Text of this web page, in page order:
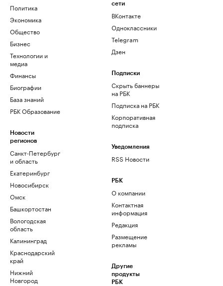
Политика
Экономика
Общество
Бизнес
Технологии и
медиа
Финансы
Биографии
База знаний
РБК Образование
Новости
регионов
Санкт-Петербург
и область
Екатеринбург
Новосибирск
Омск
Башкортостан
Вологодская
область
Калининград
Краснодарский
край
Нижний
Новгород
сети
ВКонтакте
Одноклассники
Telegram
Дзен
Подписки
Скрыть баннеры
на РБК
Подписка на РБК
Корпоративная
подписка
Уведомления
RSS Новости
РБК
О компании
Контактная
информация
Редакция
Размещение
рекламы
Другие
продукты
РБК